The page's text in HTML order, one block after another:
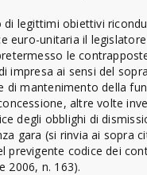
di legittimi obiettivi
euro-unitaria il
le
impresa ai sensi del
di mantenimento della
altre volte
degli obblighi di
gara (si rinvia ai sopra
previgente codice dei
2006, n. 163).